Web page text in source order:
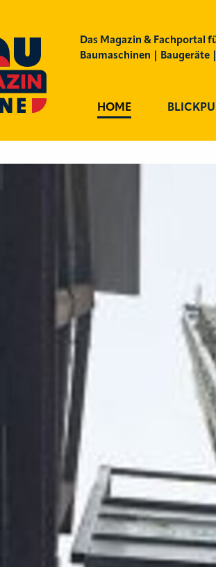
Das Magazin & Fachportal
Baumaschinen | Baugeräte
HOME